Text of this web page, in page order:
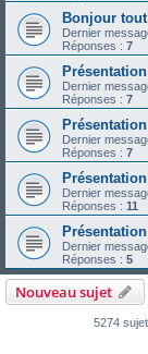
Bonjour
Dernier
Réponses : 7
Dernier
Réponses : 7
Dernier
Réponses : 7
Dernier
Réponses : 11
Dernier
Réponses : 5
Nouveau sujet
5274